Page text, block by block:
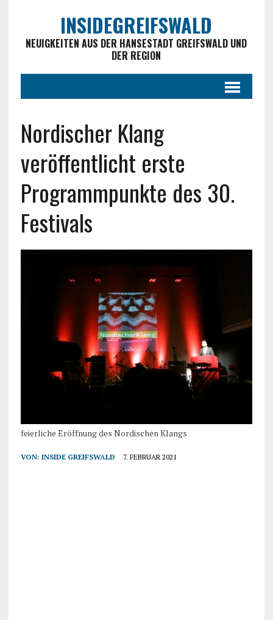
INSIDEGREIFSWALD
NEUIGKEITEN AUS DER HANSESTADT GREIFSWALD UND
DER REGION
Nordischer Klang
veröffentlicht erste
Programmpunkte des 30.
Festivals
feierliche Eröffnung des Nordischen Klangs
VON: INSIDE GREIFSWALD 7. FEBRUAR 2021